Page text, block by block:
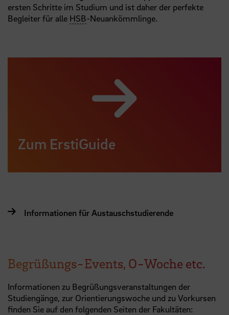
ersten Schritte im Studium und ist daher der perfekte
Begleiter für alle HSB-Neuankömmlinge.
Zum ErstiGuide
Informationen für Austauschstudierende
Begrüßungs-Events, O-Woche etc.
Informationen zu Begrüßungsveranstaltungen der
Studiengänge, zur Orientierungswoche und zu Vorkursen
finden Sie auf den folgenden Seiten der Fakultäten: